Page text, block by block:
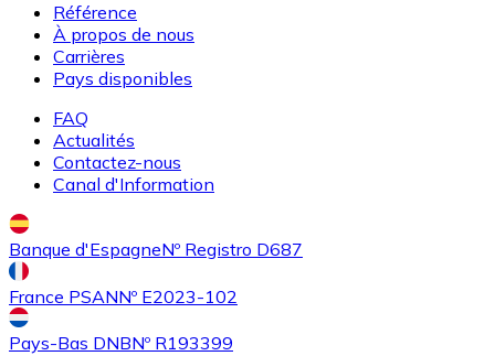
AcheterUniswapavec virement bancaire
UNI
AcheterEthereum Classicavec virement bancaire
ETC
Référence
À propos de nous
Carrières
Pays disponibles
FAQ
Actualités
Contactez-nous
Canal d'Information
Banque d'EspagneNº Registro D687
France PSANNº E2023-102
Pays-Bas DNBNº R193399